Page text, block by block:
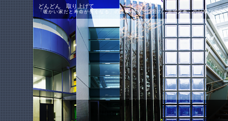
どんどん 取り上げて
「暖かい家だと寿命が長くなる」の記事 何かと話題の 週間文春 の記事なの